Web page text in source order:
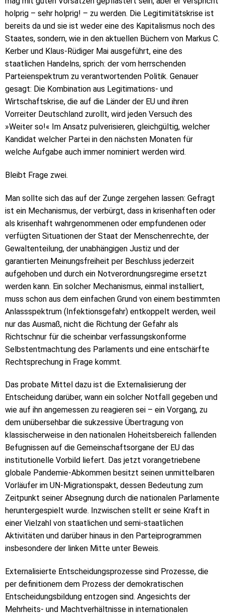
holprig – sehr holprig! – zu werden. Die Legitimitätskrise ist
bereits da und sie ist weder eine des Kapitalismus noch des
Staates, sondern, wie in den aktuellen Büchern von Markus C.
Kerber und Klaus-Rüdiger Mai ausgeführt, eine des
staatlichen Handelns, sprich: der vom herrschenden
Parteienspektrum zu verantwortenden Politik. Genauer
gesagt: Die Kombination aus Legitimations- und
Wirtschaftskrise, die auf die Länder der EU und ihren
Vorreiter Deutschland zurollt, wird jeden Versuch des
»Weiter so!« Im Ansatz pulverisieren, gleichgültig, welcher
Kandidat welcher Partei in den nächsten Monaten für
welche Aufgabe auch immer nominiert werden wird.
Bleibt Frage zwei.
Man sollte sich das auf der Zunge zergehen lassen: Gefragt
ist ein Mechanismus, der verbürgt, dass in krisenhaften oder
als krisenhaft wahrgenommenen oder empfundenen oder
verfügten Situationen der Staat der Menschenrechte, der
Gewaltenteilung, der unabhängigen Justiz und der
garantierten Meinungsfreiheit per Beschluss jederzeit
aufgehoben und durch ein Notverordnungsregime ersetzt
werden kann. Ein solcher Mechanismus, einmal installiert,
muss schon aus dem einfachen Grund von einem bestimmten
Anlassspektrum (Infektionsgefahr) entkoppelt werden, weil
nur das Ausmaß, nicht die Richtung der Gefahr als
Richtschnur für die scheinbar verfassungskonforme
Selbstentmachtung des Parlaments und eine entschärfte
Rechtsprechung in Frage kommt.
Das probate Mittel dazu ist die Externalisierung der
Entscheidung darüber, wann ein solcher Notfall gegeben und
wie auf ihn angemessen zu reagieren sei – ein Vorgang, zu
dem unübersehbar die sukzessive Übertragung von
klassischerweise in den nationalen Hoheitsbereich fallenden
Befugnissen auf die Gemeinschaftsorgane der EU das
institutionelle Vorbild liefert. Das jetzt vorangetriebene
globale Pandemie-Abkommen besitzt seinen unmittelbaren
Vorläufer im UN-Migrationspakt, dessen Bedeutung zum
Zeitpunkt seiner Absegnung durch die nationalen Parlamente
heruntergespielt wurde. Inzwischen stellt er seine Kraft in
einer Vielzahl von staatlichen und semi-staatlichen
Aktivitäten und darüber hinaus in den Parteiprogrammen
insbesondere der linken Mitte unter Beweis.
Externalisierte Entscheidungsprozesse sind Prozesse, die
per definitionem dem Prozess der demokratischen
Entscheidungsbildung entzogen sind. Angesichts der
Mehrheits- und Machtverhältnisse in internationalen